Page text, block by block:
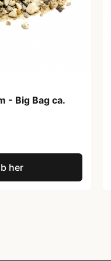
- Big Bag ca.
her